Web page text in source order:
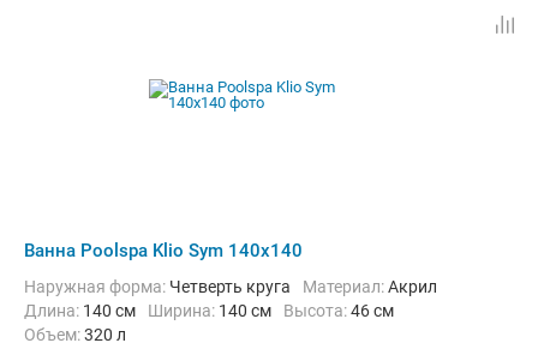
Ванна Poolspa Klio Sym 140x140
Наружная форма: Четверть круга Материал:Акрил
Длина: 140 см Ширина: 140 см Высота:46 см
Объем:320 л